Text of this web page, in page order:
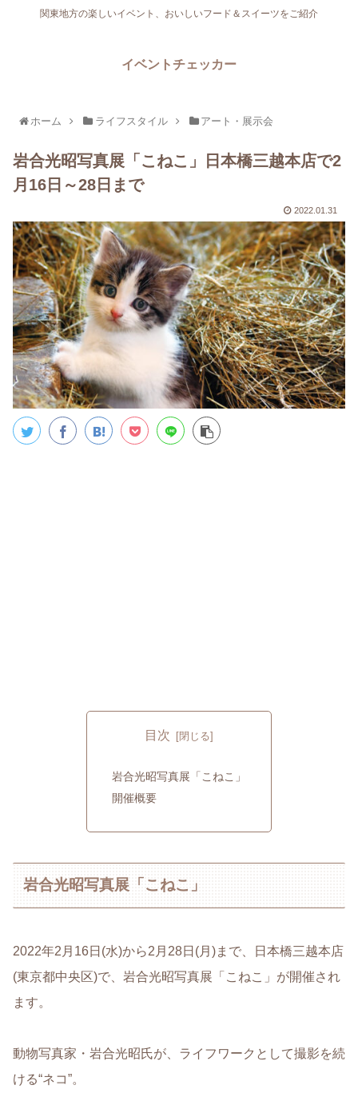
関東地方の楽しいイベント、おいしいフード＆スイーツをご紹介
イベントチェッカー
ホーム ライフスタイル アート・展示会
岩合光昭写真展「こねこ」日本橋三越本店で2
月16日～28日まで
2022.01.31
目次
岩合光昭写真展「こねこ」
開催概要
岩合光昭写真展「こねこ」
2022年2月16日(水)から2月28日(月)まで、日本橋三越本店
(東京都中央区)で、岩合光昭写真展「こねこ」が開催され
ます。
動物写真家・岩合光昭氏が、ライフワークとして撮影を続
ける“ネコ”。